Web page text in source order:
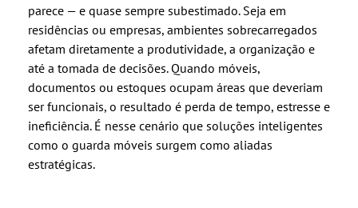
parece — e quase sempre subestimado. Seja em
residências ou empresas, ambientes sobrecarregados
afetam diretamente a produtividade, a organização e
até a tomada de decisões. Quando móveis,
documentos ou estoques ocupam áreas que deveriam
ser funcionais, o resultado é perda de tempo, estresse e
ineficiência. É nesse cenário que soluções inteligentes
como o guarda móveis surgem como aliadas
estratégicas.